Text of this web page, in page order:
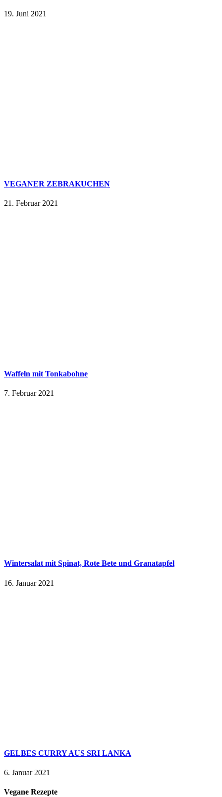
19. Juni 2021
VEGANER ZEBRAKUCHEN
21. Februar 2021
Waffeln mit Tonkabohne
7. Februar 2021
Wintersalat mit Spinat, Rote Bete und Granatapfel
16. Januar 2021
GELBES CURRY AUS SRI LANKA
6. Januar 2021
Vegane Rezepte